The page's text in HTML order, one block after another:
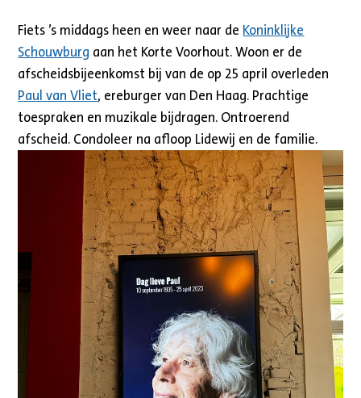
Fiets ’s middags heen en weer naar de Koninklijke
Schouwburg aan het Korte Voorhout. Woon er de
afscheidsbijeenkomst bij van de op 25 april overleden
Paul van Vliet, ereburger van Den Haag. Prachtige
toespraken en muzikale bijdragen. Ontroerend
afscheid. Condoleer na afloop Lidewij en de familie.